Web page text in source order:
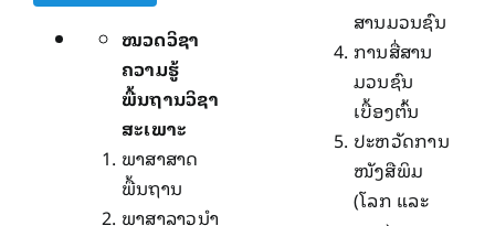
ໝວດວິຊາ
ຄວາມຮູ້
ພື້ນຖານວິຊາ
ສະເພາະ
ພາສາສາດ
ພື້ນຖານ
ພາສາລາວນໍາ
ສານມວນຊົນ
ການສື່ສານ
ມວນຊົນ
ເບື້ອງຕົ້ນ
ປະຫວັດການ
ໜັງສືພິມ
(ໂລກ ແລະ